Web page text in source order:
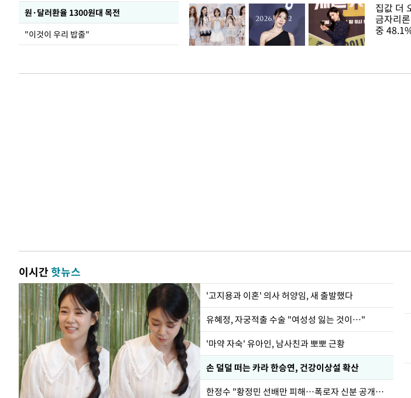
원·달러환율 1300원대 목전
"이것이 우리 밥줄"
집값 더
금자리
중
이시간핫뉴스
'고지용과 이혼' 의사 허양임, 새 출발했다
유혜정, 자궁적출 수술 "여성성 잃는 것이…"
'마약 자숙' 유아인, 남사친과 뽀뽀 근황
손 덜덜 떠는 카라 한승연, 건강이상설 확산
한정수 "황정민 선배만 피해…폭로자 신분 공개하라"